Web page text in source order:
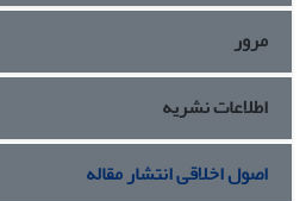
مرور
اطلاعات نشریه
اصول اخلاقی انتشار مقاله